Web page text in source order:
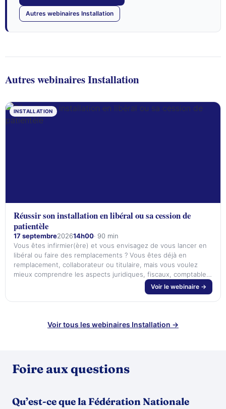
Autres webinaires Installation
Autres webinaires Installation
INSTALLATION
Réussir son installation en libéral ou sa cession de
patientèle
17 septembre202614h00· 90 min
Vous êtes infirmier(ère) et vous envisagez de vous lancer en
libéral ou faire des remplacements ? Vous êtes déjà en
remplacement, collaborateur ou titulaire, mais vous voulez
mieux comprendre les aspects juridiques, fiscaux, comptables
et organisationnels de votre activité ? Vous souhaitez céder
VOUS ! Avec les interven…
Voir le webinaire →
Voir tous les webinaires Installation →
Foire aux questions
Qu’est-ce que la Fédération Nationale